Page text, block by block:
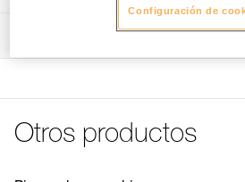
excelente resistencia a la corrosión
posterior que impiden que la
debido a las fuertes solicitaciones
Facilidad de mosquetoneo:
- Orificio de conexión amplio y
Certificaciones: EN 959
Diámetro de perforación : 10 mm
Longitud total de la clavija : 70 mm
STAINLESS-HCR-1
Descargar el pdf UE-Declaration-
FAQ
Otros productos
Configuración de